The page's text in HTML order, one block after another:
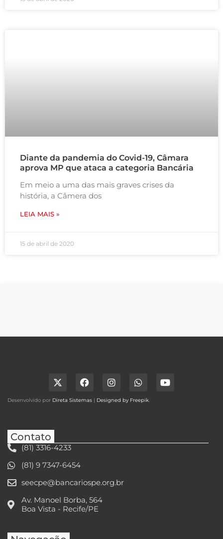
Diante da pandemia do Covid-19, Câmara
aprova MP que ataca a categoria Bancária
Em meio a uma das mais graves crises da
história, a Câmera dos
LEIA MAIS »
15 de abril de 2020
Desenvolvido por Direta Sistemas | Designed by Freepik.
Contato
(81) 3316-4233
(81) 9 7347-6454
seecpe@bancariospe.org.br
Av. Manoel Borba, 564
Boa Vista - Recife/PE